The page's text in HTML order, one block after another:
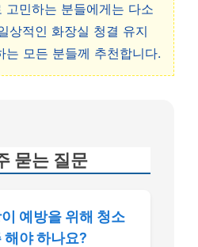
고민하는 분들에게는 다소
상적인 화장실 청결 유지
는 모든 분들께 추천합니다.
묻는 질문
예방을 위해 청소
해야 하나요?